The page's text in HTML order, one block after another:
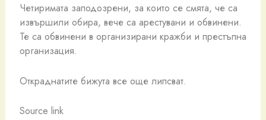
Четиримата заподозрени, за които се смята, че са
извършили обира, вече са арестувани и обвинени.
Те са обвинени в организирани кражби и престъпна
организация.
Откраднатите бижута все още липсват.
Source link